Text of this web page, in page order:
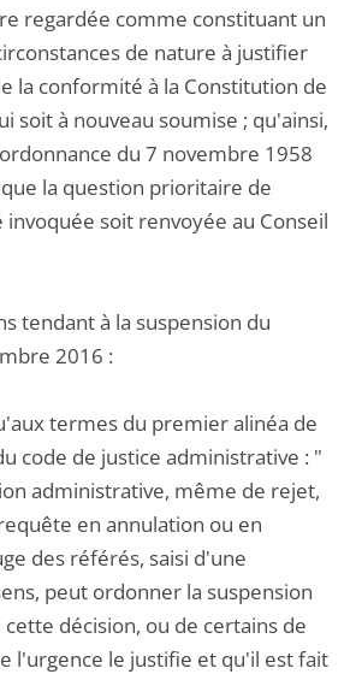
regardée comme constituant un
de nature à justifier
la conformité à la Constitution de
soit à nouveau soumise ; qu'ainsi,
du 7 novembre 1958
la question prioritaire de
soit renvoyée au Conseil
tendant à la suspension du
2016 :
termes du premier alinéa de
code de justice administrative : "
administrative, même de rejet,
en annulation ou en
des référés, saisi d'une
peut ordonner la suspension
décision, ou de certains de
l'urgence le justifie et qu'il est fait